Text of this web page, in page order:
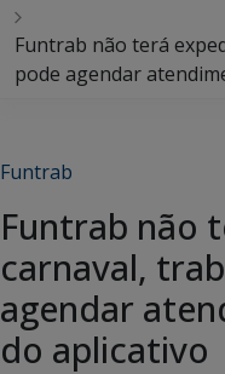
Funtrab não terá
pode agendar
Funtrab
Funtrab não
carnaval,
agendar
do aplicativo